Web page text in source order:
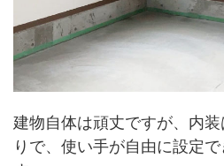
建物自体は頑丈ですが、内
りで、使い手が自由に設定